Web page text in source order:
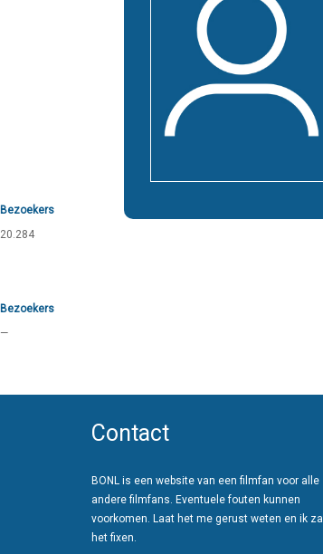
Bezoekers
20.284
Bezoekers
—
Contact
BONL is een website van een filmfan voor alle
andere filmfans. Eventuele fouten kunnen
voorkomen. Laat het me gerust weten en ik zal
het fixen.